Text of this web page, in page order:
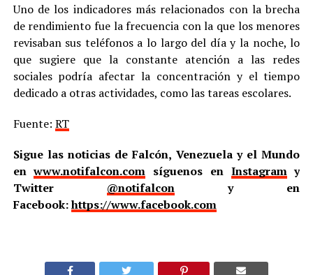
Uno de los indicadores más relacionados con la brecha
de rendimiento fue la frecuencia con la que los menores
revisaban sus teléfonos a lo largo del día y la noche, lo
que sugiere que la constante atención a las redes
sociales podría afectar la concentración y el tiempo
dedicado a otras actividades, como las tareas escolares.
Fuente: RT
Sigue las noticias de Falcón, Venezuela y el Mundo
enwww.notifalcon.com síguenos en Instagramy
Twitter @notifalcony en
Facebook:https://www.facebook.com